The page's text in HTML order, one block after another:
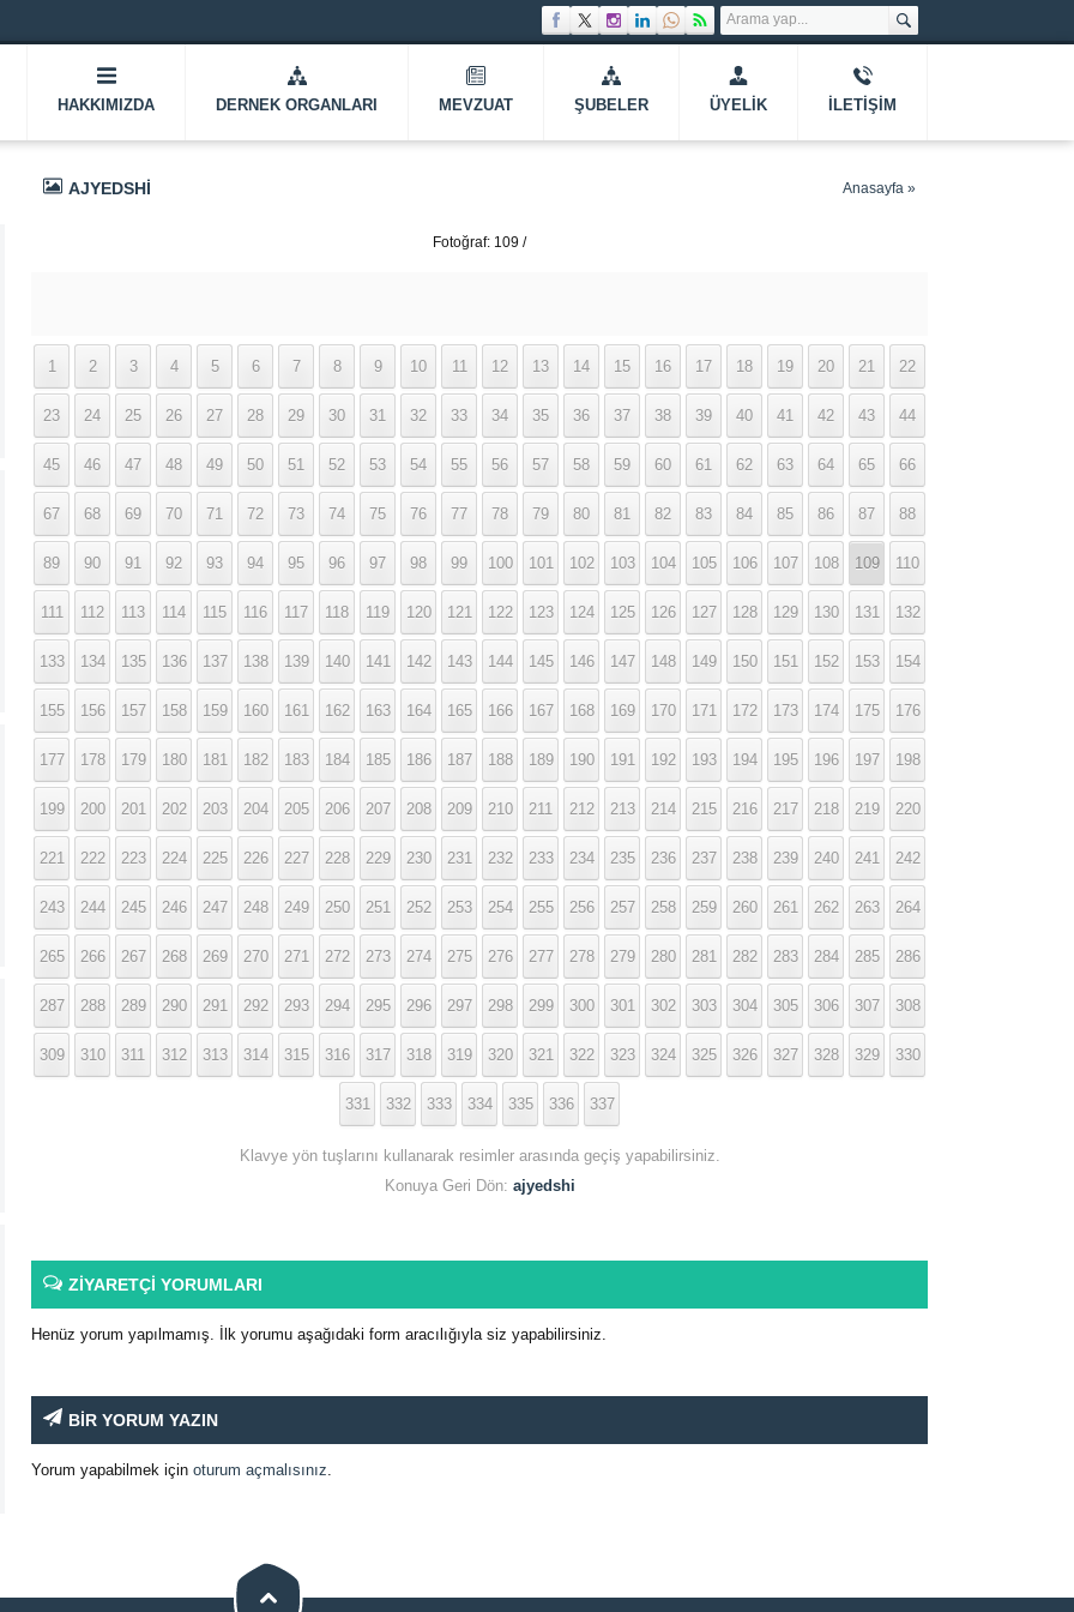
HAKKIMIZDA DERNEK ORGANLARI MEVZUAT ŞUBELER ÜYELIK İLETIŞIM
AJYEDSHI Anasayfa »
Fotoğraf: 109 /
1 2 3 4 5 6 7 8 9 10 11 12 13 14 15 16 17 18 19 20 21 22
23 24 25 26 27 28 29 30 31 32 33 34 35 36 37 38 39 40 41 42 43 44
45 46 47 48 49 50 51 52 53 54 55 56 57 58 59 60 61 62 63 64 65 66
67 68 69 70 71 72 73 74 75 76 77 78 79 80 81 82 83 84 85 86 87 88
89 90 91 92 93 94 95 96 97 98 99 100 101 102 103 104 105 106 107 108 109 110
111 112 113 114 115 116 117 118 119 120 121 122 123 124 125 126 127 128 129 130 131 132
133 134 135 136 137 138 139 140 141 142 143 144 145 146 147 148 149 150 151 152 153 154
155 156 157 158 159 160 161 162 163 164 165 166 167 168 169 170 171 172 173 174 175 176
177 178 179 180 181 182 183 184 185 186 187 188 189 190 191 192 193 194 195 196 197 198
199 200 201 202 203 204 205 206 207 208 209 210 211 212 213 214 215 216 217 218 219 220
221 222 223 224 225 226 227 228 229 230 231 232 233 234 235 236 237 238 239 240 241 242
243 244 245 246 247 248 249 250 251 252 253 254 255 256 257 258 259 260 261 262 263 264
265 266 267 268 269 270 271 272 273 274 275 276 277 278 279 280 281 282 283 284 285 286
287 288 289 290 291 292 293 294 295 296 297 298 299 300 301 302 303 304 305 306 307 308
309 310 311 312 313 314 315 316 317 318 319 320 321 322 323 324 325 326 327 328 329 330
331 332 333 334 335 336 337
Klavye yön tuşlarını kullanarak resimler arasında geçiş yapabilirsiniz.
Konuya Geri Dön: ajyedshi
ZİYARETÇİ YORUMLARI
Henüz yorum yapılmamış. İlk yorumu aşağıdaki form aracılığıyla siz yapabilirsiniz.
BİR YORUM YAZIN
Yorum yapabilmek için oturum açmalısınız